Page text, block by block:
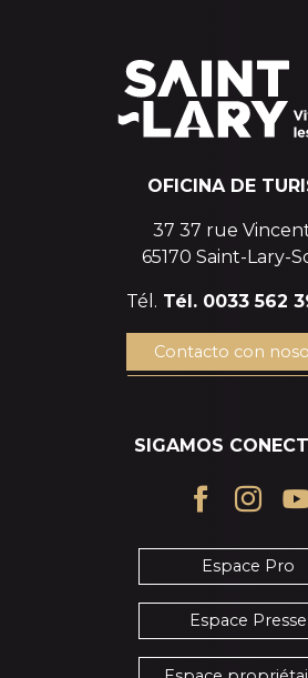
OFICINA DE
37 37 rue
65170 Saint-Lary-
Tél. Tél. 0033 562
Contacto con
SIGAMOS
Espace Pro
Espace Presse